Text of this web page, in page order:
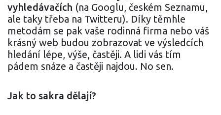
vyhledávačích (na Googlu, českém Seznamu,
ale taky třeba na Twitteru). Díky těmhle
metodám se pak vaše rodinná firma nebo váš
krásný web budou zobrazovat ve výsledcích
hledání lépe, výše, častěji. A lidi vás tím
pádem snáze a častěji najdou. No sen.
Jak to sakra dělají?